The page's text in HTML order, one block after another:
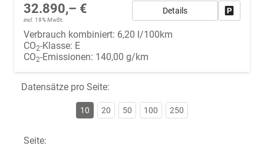
32.890,– €
incl. 19% MwSt.
Details
Verbrauch kombiniert: 6,20 l/100km
CO2-Klasse: E
CO2-Emissionen: 140,00 g/km
Datensätze pro Seite:
10 20 50 100 250
Seite: